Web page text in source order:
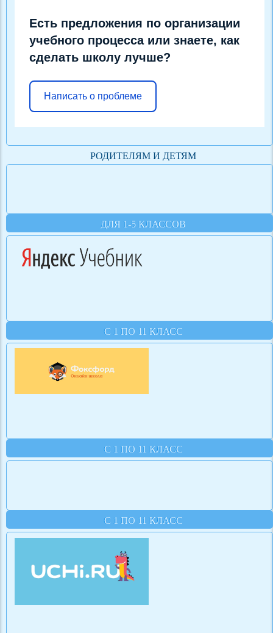
Есть предложения по организации
учебного процесса или знаете, как
сделать школу лучше?
Написать о проблеме
РОДИТЕЛЯМ И ДЕТЯМ
ДЛЯ 1-5 КЛАССОВ
С 1 ПО 11 КЛАСС
С 1 ПО 11 КЛАСС
С 1 ПО 11 КЛАСС